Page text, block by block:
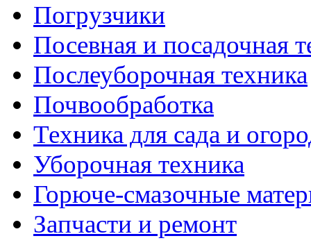
Погрузчики
Посевная и посадочная
Послеуборочная техника
Почвообработка
Техника для сада и
Уборочная техника
Горюче-смазочные
Запчасти и ремонт